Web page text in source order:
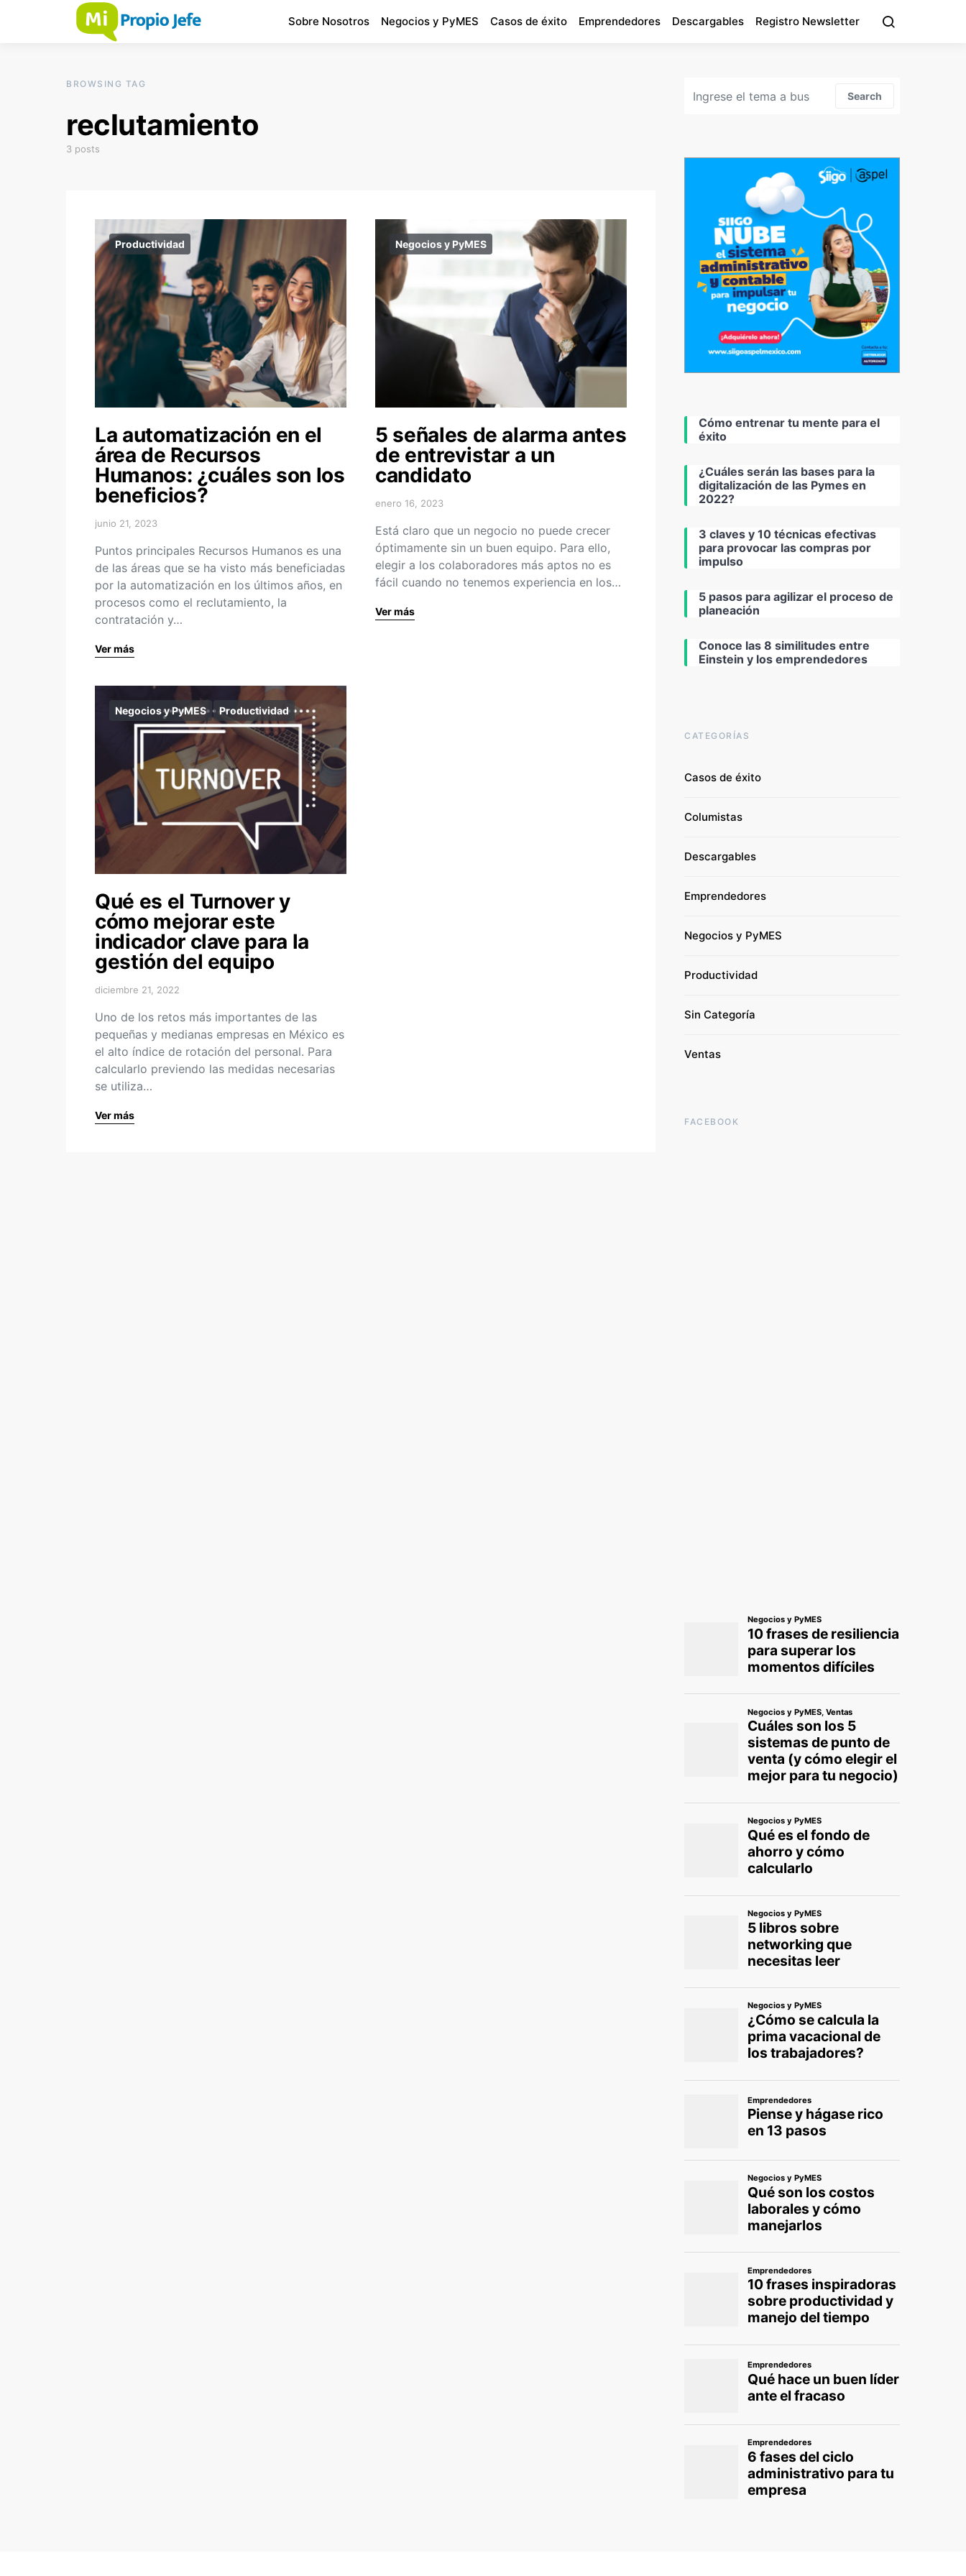
Sobre Nosotros Negocios y PyMES Casos de éxito Emprendedores Descargables Registro Newsletter
BROWSING TAG
reclutamiento
3 posts
Productividad
La automatización en el
área de Recursos
Humanos: ¿cuáles son los
beneficios?
junio 21, 2023
Puntos principales Recursos Humanos es una
de las áreas que se ha visto más beneficiadas
por la automatización en los últimos años, en
procesos como el reclutamiento, la
contratación y…
Ver más
Negocios y PyMES
5 señales de alarma antes
de entrevistar a un
candidato
enero 16, 2023
Está claro que un negocio no puede crecer
óptimamente sin un buen equipo. Para ello,
elegir a los colaboradores más aptos no es
fácil cuando no tenemos experiencia en los…
Ver más
Negocios y PyMES Productividad
Qué es el Turnover y
cómo mejorar este
indicador clave para la
gestión del equipo
diciembre 21, 2022
Uno de los retos más importantes de las
pequeñas y medianas empresas en México es
el alto índice de rotación del personal. Para
calcularlo previendo las medidas necesarias
se utiliza…
Ver más
Search
Cómo entrenar tu mente para el
éxito
¿Cuáles serán las bases para la
digitalización de las Pymes en
2022?
3 claves y 10 técnicas efectivas
para provocar las compras por
impulso
5 pasos para agilizar el proceso de
planeación
Conoce las 8 similitudes entre
Einstein y los emprendedores
CATEGORÍAS
Casos de éxito
Columistas
Descargables
Emprendedores
Negocios y PyMES
Productividad
Sin Categoría
Ventas
FACEBOOK